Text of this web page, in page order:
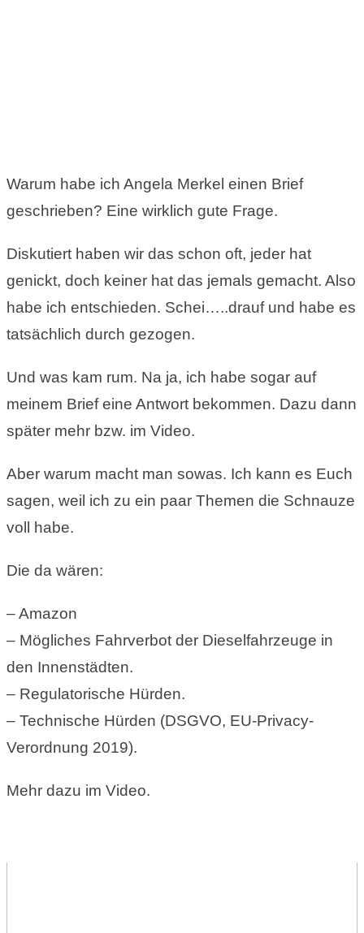
Warum habe ich Angela Merkel einen Brief
geschrieben? Eine wirklich gute Frage.
Diskutiert haben wir das schon oft, jeder hat
genickt, doch keiner hat das jemals gemacht. Also
habe ich entschieden. Schei…..drauf und habe es
tatsächlich durch gezogen.
Und was kam rum. Na ja, ich habe sogar auf
meinem Brief eine Antwort bekommen. Dazu dann
später mehr bzw. im Video.
Aber warum macht man sowas. Ich kann es Euch
sagen, weil ich zu ein paar Themen die Schnauze
voll habe.
Die da wären:
– Amazon
– Mögliches Fahrverbot der Dieselfahrzeuge in
den Innenstädten.
– Regulatorische Hürden.
– Technische Hürden (DSGVO, EU-Privacy-
Verordnung 2019).
Mehr dazu im Video.